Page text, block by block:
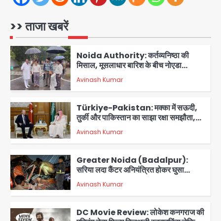
>> ताजा खबरें
1
Felix Hospital Noida: फेलिक्स
2
Noida Authority: कर्तव्यनिष्ठा की
मिसाल, मूसलाधार बारिश के बीच नोएडा
प्राधिकरण ने संभाला मोर्चा, सेक्टर 105
आरडब्ल्यूए ने जताया आभार
Avinash Kumar
3
Türkiye-Pakistan: मक्का में सऊदी,
तुर्की और पाकिस्तान का साझा रक्षा समझौता,
जानें इसके मायने
Avinash Kumar
4
Greater Noida (Badalpur):
सरिया लदा कैंटर अनियंत्रित होकर घुसा
किराना दुकान में , ड्राइवर की मौत
Avinash Kumar
DC Movie Review: लोकेश कनगराज की